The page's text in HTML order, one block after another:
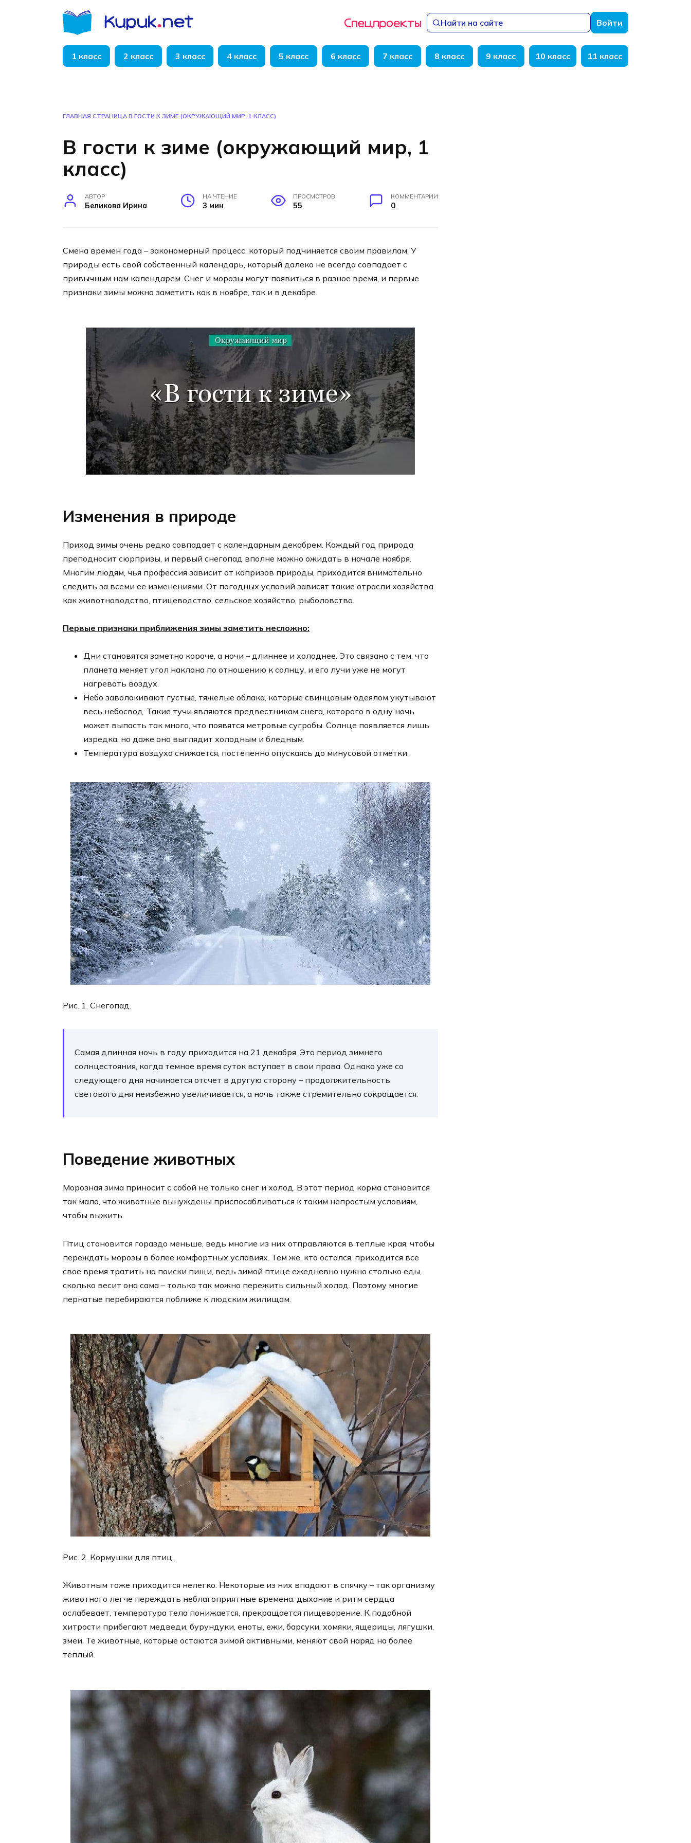
Найти на сайте Войти
1 класс 2 класс 3 класс 4 класс 5 класс 6 класс 7 класс 8 класс 9 класс 10 класс 11 класс
ГЛАВНАЯ СТРАНИЦА В ГОСТИ К ЗИМЕ (ОКРУЖАЮЩИЙ МИР, 1 КЛАСС)
В гости к зиме (окружающий мир, 1
класс)
АВТОР
Беликова Ирина
НА ЧТЕНИЕ
3 мин
ПРОСМОТРОВ
55
КОММЕНТАРИИ
0
Смена времен года – закономерный процесс, который подчиняется своим правилам. У
природы есть свой собственный календарь, который далеко не всегда совпадает с
привычным нам календарем. Снег и морозы могут появиться в разное время, и первые
признаки зимы можно заметить как в ноябре, так и в декабре.
Изменения в природе
Приход зимы очень редко совпадает с календарным декабрем. Каждый год природа
преподносит сюрпризы, и первый снегопад вполне можно ожидать в начале ноября.
Многим людям, чья профессия зависит от капризов природы, приходится внимательно
следить за всеми ее изменениями. От погодных условий зависят такие отрасли хозяйства
как животноводство, птицеводство, сельское хозяйство, рыболовство.
Первые признаки приближения зимы заметить несложно:
Дни становятся заметно короче, а ночи – длиннее и холоднее. Это связано с тем, что
планета меняет угол наклона по отношению к солнцу, и его лучи уже не могут
нагревать воздух.
Небо заволакивают густые, тяжелые облака, которые свинцовым одеялом укутывают
весь небосвод. Такие тучи являются предвестникам снега, которого в одну ночь
может выпасть так много, что появятся метровые сугробы. Солнце появляется лишь
изредка, но даже оно выглядит холодным и бледным.
Температура воздуха снижается, постепенно опускаясь до минусовой отметки.
Рис. 1. Снегопад.
Самая длинная ночь в году приходится на 21 декабря. Это период зимнего
солнцестояния, когда темное время суток вступает в свои права. Однако уже со
следующего дня начинается отсчет в другую сторону – продолжительность
светового дня неизбежно увеличивается, а ночь также стремительно сокращается.
Поведение животных
Морозная зима приносит с собой не только снег и холод. В этот период корма становится
так мало, что животные вынуждены приспосабливаться к таким непростым условиям,
чтобы выжить.
Птиц становится гораздо меньше, ведь многие из них отправляются в теплые края, чтобы
переждать морозы в более комфортных условиях. Тем же, кто остался, приходится все
свое время тратить на поиски пищи, ведь зимой птице ежедневно нужно столько еды,
сколько весит она сама – только так можно пережить сильный холод. Поэтому многие
пернатые перебираются поближе к людским жилищам.
Рис. 2. Кормушки для птиц.
Животным тоже приходится нелегко. Некоторые из них впадают в спячку – так организму
животного легче переждать неблагоприятные времена: дыхание и ритм сердца
ослабевает, температура тела понижается, прекращается пищеварение. К подобной
хитрости прибегают медведи, бурундуки, еноты, ежи, барсуки, хомяки, ящерицы, лягушки,
змеи. Те животные, которые остаются зимой активными, меняют свой наряд на более
теплый.